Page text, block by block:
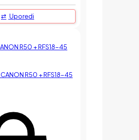
Uporedi